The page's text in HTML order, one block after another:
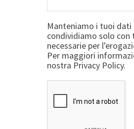
Manteniamo i tuoi dati
condividiamo solo con
necessarie per
Per maggiori
nostra Privacy Policy.